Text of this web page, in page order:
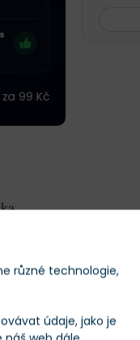
různé technologie,
údaje, jako je
cenu
růst